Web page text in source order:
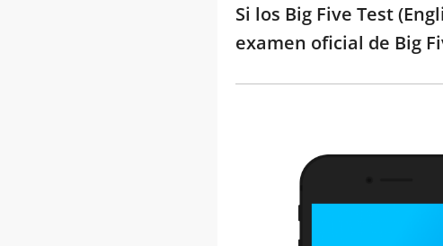
Si los Big Five Test
examen oficial de Big